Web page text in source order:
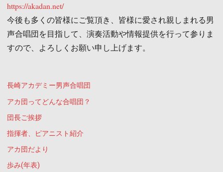
https://akadan.net/
今後も多くの皆様にご覧頂き、皆様に愛され親しまれる男
声合唱団を目指して、演奏活動や情報提供を行って参りま
すので、よろしくお願い申し上げます。
長崎アカデミー男声合唱団
アカ団ってどんな合唱団？
団長ご挨拶
指揮者、ピアニスト紹介
アカ団だより
歩み(年表)